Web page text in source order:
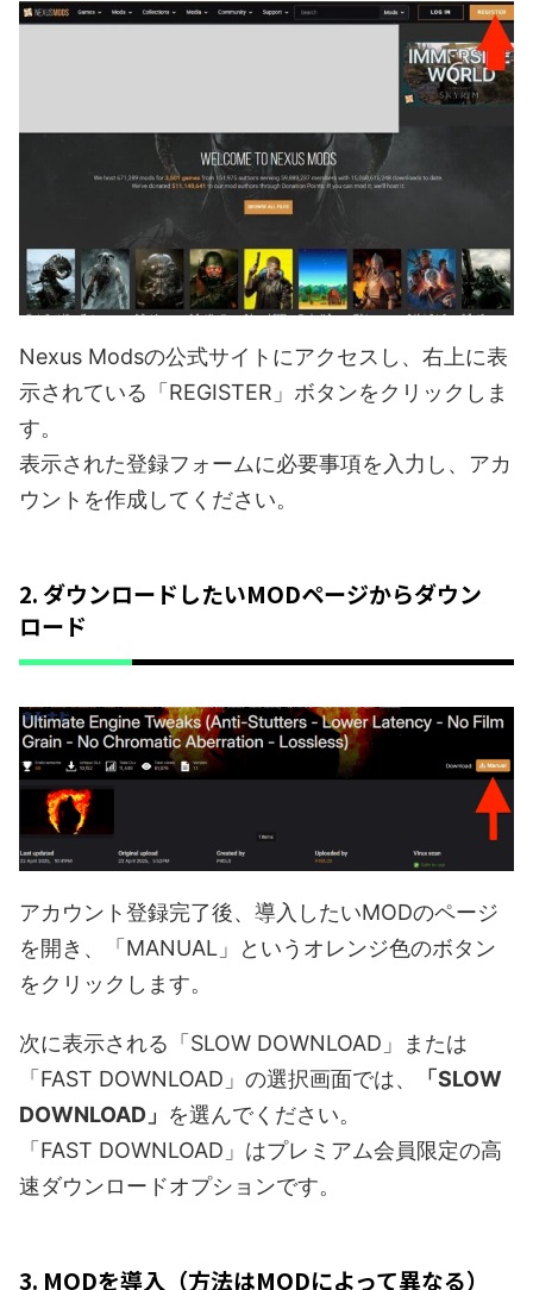
Nexus Modsの公式サイトにアクセスし、右上に表
示されている「REGISTER」ボタンをクリックしま
す。
表示された登録フォームに必要事項を入力し、アカ
ウントを作成してください。
2. ダウンロードしたいMODページからダウン
ロード
アカウント登録完了後、導入したいMODのページ
を開き、「MANUAL」というオレンジ色のボタン
をクリックします。
次に表示される「SLOW DOWNLOAD」または
「FAST DOWNLOAD」の選択画面では、
「SLOW
DOWNLOAD」 を選んでください。
「FAST DOWNLOAD」はプレミアム会員限定の高
速ダウンロードオプションです。
3. MODを導入（方法はMODによって異なる）